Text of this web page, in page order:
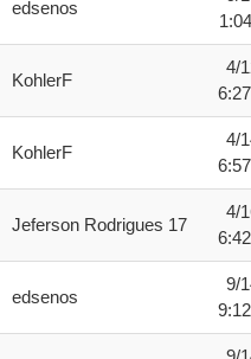
edsenos
KohlerF
4/
KohlerF
4/
Jeferson Rodrigues 17
4/
edsenos
9/